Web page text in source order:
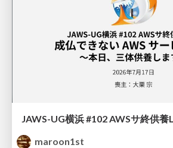
maroon1st